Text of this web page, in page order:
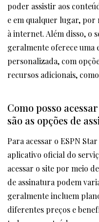
poder assistir aos
e em qualquer lugar, por
à internet. Além disso, o
geralmente oferece uma
personalizada, com
recursos adicionais,
Como posso
são as opções de
Para acessar o ESPN
aplicativo oficial do
acessar o site por meio
de assinatura podem
geralmente incluem
diferentes preços e